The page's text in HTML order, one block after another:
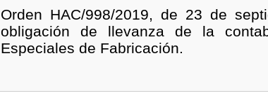
Orden HAC/998/2019, de 23 de
obligación de llevanza de la
Especiales de Fabricación.